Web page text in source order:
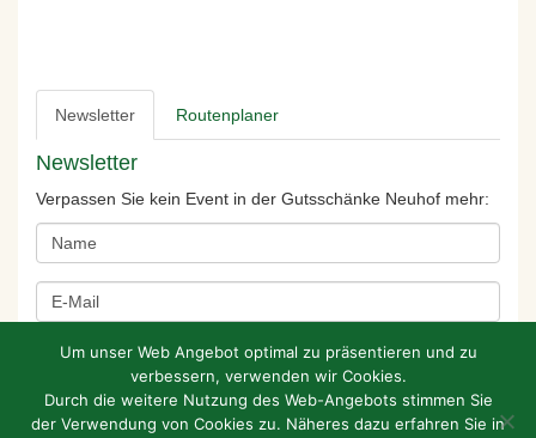
Newsletter Routenplaner
Newsletter
Verpassen Sie kein Event in der Gutsschänke Neuhof mehr:
Um unser Web Angebot optimal zu präsentieren und zu
verbessern, verwenden wir Cookies.
Durch die weitere Nutzung des Web-Angebots stimmen Sie
der Verwendung von Cookies zu. Näheres dazu erfahren Sie in